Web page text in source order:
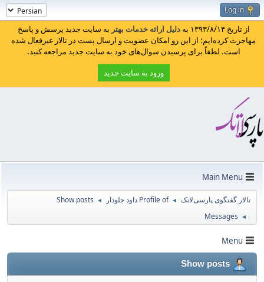
Log in
از تاریخ ۱۳۹۳/۸/۱۴ به دلیل ارائه خدمات بهتر به سایت جدید پرسش و پاسخ
مهاجرت کرده‌ایم؛ از این رو امکان عضویت و ارسال پست در تالار غیرفعال شده
است. لطفاً برای پرسیدن سوال‌های خود به سایت جدید مراجعه کنید.
ورود به سایت جدید
Main Menu
تالار گفتگوی پارسی‌لاتک ◄ Profile of داود جلودار ◄
Show posts
◄
Messages
Menu
Show posts